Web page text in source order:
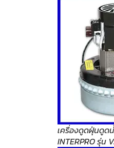
เครื่องดูดฝุ่นดูด
INTERPRO รุ่น